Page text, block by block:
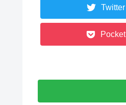
Twitter
Pocket